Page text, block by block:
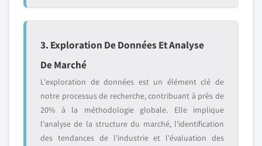
3. Exploration De Données Et Analyse
De Marché
L'exploration de données est un élément clé de
notre processus de recherche, contribuant à près de
20% à la méthodologie globale. Elle implique
l'analyse de la structure du marché, l'identification
des tendances de l'industrie et l'évaluation des